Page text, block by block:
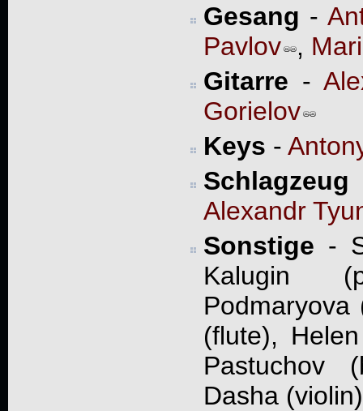
Gesang -
Pavlov ,
Gitarre -
Gorielov
Keys -
Schlagzeug
Alexandr
Sonstige -
Kalugin
Podmaryova
(flute),
Pastuchov
Dasha (violin)